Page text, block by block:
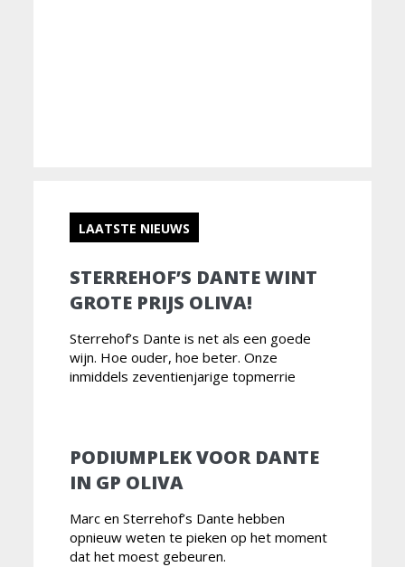
LAATSTE NIEUWS
STERREHOF’S DANTE WINT
GROTE PRIJS OLIVA!
Sterrehof’s Dante is net als een goede
wijn. Hoe ouder, hoe beter. Onze
inmiddels zeventienjarige topmerrie
PODIUMPLEK VOOR DANTE
IN GP OLIVA
Marc en Sterrehof’s Dante hebben
opnieuw weten te pieken op het moment
dat het moest gebeuren.